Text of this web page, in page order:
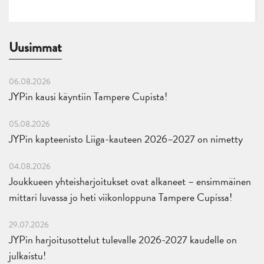
Uusimmat
06.08.2026
JYPin kausi käyntiin Tampere Cupista!
05.08.2026
JYPin kapteenisto Liiga-kauteen 2026–2027 on nimetty
04.08.2026
Joukkueen yhteisharjoitukset ovat alkaneet – ensimmäinen
mittari luvassa jo heti viikonloppuna Tampere Cupissa!
29.07.2026
JYPin harjoitusottelut tulevalle 2026-2027 kaudelle on
julkaistu!